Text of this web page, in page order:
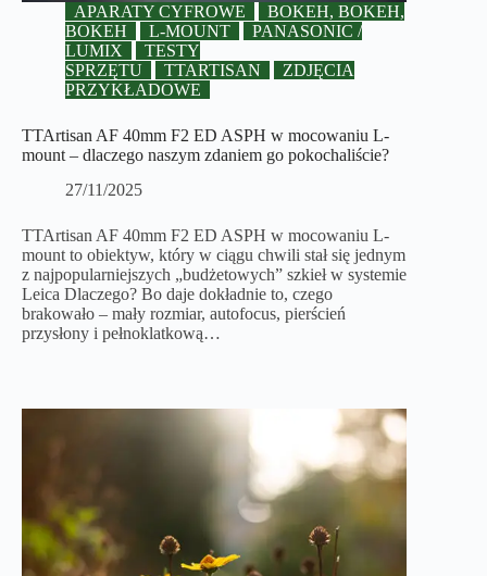
APARATY CYFROWE
BOKEH, BOKEH,
BOKEH
L-MOUNT
PANASONIC /
LUMIX
TESTY
SPRZĘTU
TTARTISAN
ZDJĘCIA
PRZYKŁADOWE
TTArtisan AF 40mm F2 ED ASPH w mocowaniu L-
mount – dlaczego naszym zdaniem go pokochaliście?
27/11/2025
TTArtisan AF 40mm F2 ED ASPH w mocowaniu L-
mount to obiektyw, który w ciągu chwili stał się jednym
z najpopularniejszych „budżetowych” szkieł w systemie
Leica Dlaczego? Bo daje dokładnie to, czego
brakowało – mały rozmiar, autofocus, pierścień
przysłony i pełnoklatkową…